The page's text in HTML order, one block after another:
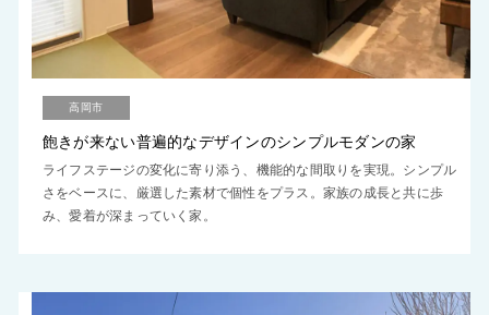
高岡市
飽きが来ない普遍的なデザインのシンプルモダンの家
ライフステージの変化に寄り添う、機能的な間取りを実現。シンプル
さをベースに、厳選した素材で個性をプラス。家族の成長と共に歩
み、愛着が深まっていく家。